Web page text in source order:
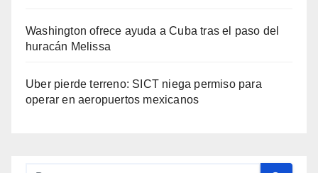
Washington ofrece ayuda a Cuba tras el paso del
huracán Melissa
Uber pierde terreno: SICT niega permiso para
operar en aeropuertos mexicanos